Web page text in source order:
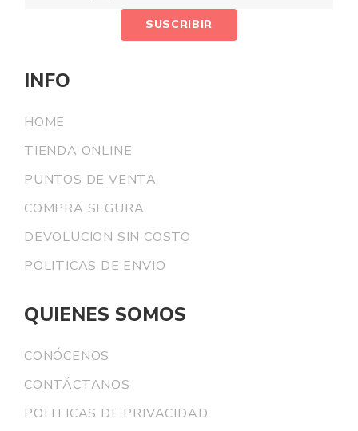
INFO
HOME
TIENDA ONLINE
PUNTOS DE VENTA
COMPRA SEGURA
DEVOLUCION SIN COSTO
POLITICAS DE ENVIO
QUIENES SOMOS
CONÓCENOS
CONTÁCTANOS
POLITICAS DE PRIVACIDAD